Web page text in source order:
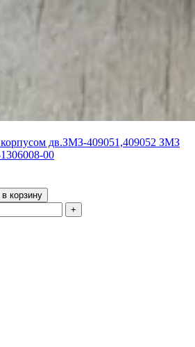
корпусом дв.ЗМЗ-409051,409052 ЗМЗ
00
корзину
+